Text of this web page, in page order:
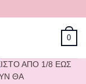
0
ΑΠΟ 1/8 ΕΩΣ
ΘΑ